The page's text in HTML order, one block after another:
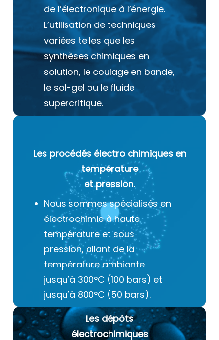
de l’électronique à l’énergie.
L’utilisation de techniques
variées telles que les
synthèses chimiques en
solution, le coulage en bande,
le sol-gel ou le fluide
supercritique.
Les procédés électro chimiques en
température
et pression.
Nous sommes spécialisés en
électrochimie à haute
température et sous
pression, allant de la
température ambiante
jusqu’à 300°C (100 bars) et
jusqu’à 800°C (50 bars).
Les dépôts
électrochimiques